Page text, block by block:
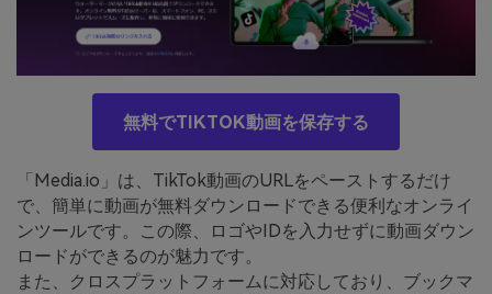
無料でTIKTOK動画を保存する
「Media.io」は、TikTok動画のURLをペーストするだけ
で、簡単に動画が無料ダウンロードできる便利なオンライ
ンツールです。この際、ロゴやIDを入力せずに動画ダウン
ロードができるのが魅力です。
また、クロスプラットフォームに対応しており、ブックマ